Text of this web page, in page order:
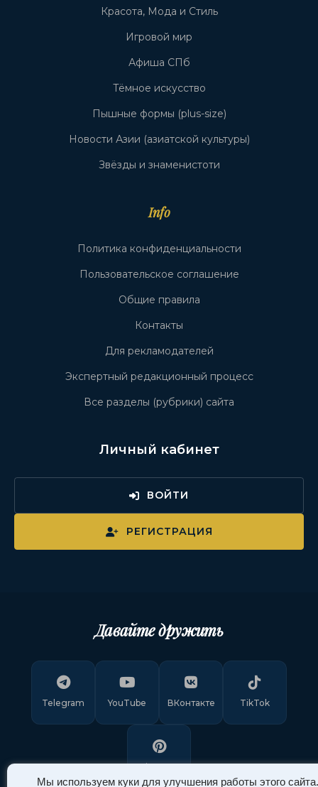
Мы используем куки для улучшения работы этого сайта.
Красота, Мода и Стиль
Игровой мир
Афиша СПб
Тёмное искусство
Пышные формы (plus-size)
Новости Азии (азиатской культуры)
Звёзды и знаменистоти
Info
Политика конфиденциальности
Пользовательское соглашение
Общие правила
Контакты
Для рекламодателей
Экспертный редакционный процесс
Все разделы (рубрики) сайта
Личный кабинет
ВОЙТИ
РЕГИСТРАЦИЯ
Давайте дружить
Telegram YouTube ВКонтакте TikTok
Pinterest